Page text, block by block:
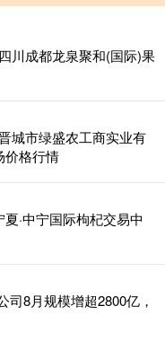
川成都龙泉聚和(国际)果
城市绿盛农工商实业有
价格行情
·中宁国际枸杞交易中
司8月规模增超2800亿，